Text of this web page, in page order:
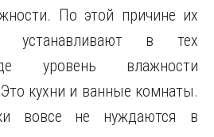
По этой причине их
устанавливают в тех
уровень влажности
кухни и ванные комнаты.
вовсе не нуждаются в